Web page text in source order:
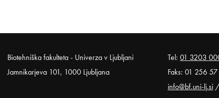
Noga strani
Biotehniška fakulteta - Univerza v Ljubljani
Jamnikarjeva 101, 1000 Ljubljana
Tel: 01 3203
Faks: 01 256
info@bf.uni-lj.si /